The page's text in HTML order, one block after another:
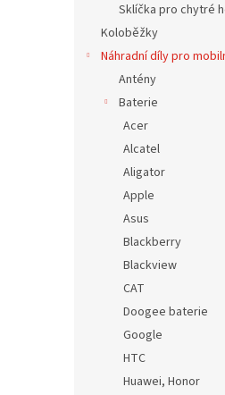
Sklíčka pro chytré
Koloběžky
Náhradní díly pro
Antény
Baterie
Acer
Alcatel
Aligator
Apple
Asus
Blackberry
Blackview
CAT
Doogee baterie
Google
HTC
Huawei, Honor